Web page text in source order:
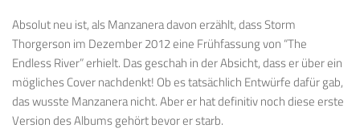
Absolut neu ist, als Manzanera davon erzählt, dass Storm
Thorgerson im Dezember 2012 eine Frühfassung von “The
Endless River” erhielt. Das geschah in der Absicht, dass er über ein
mögliches Cover nachdenkt! Ob es tatsächlich Entwürfe dafür gab,
das wusste Manzanera nicht. Aber er hat definitiv noch diese erste
Version des Albums gehört bevor er starb.